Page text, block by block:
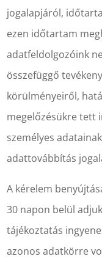
jogalapjáról,
ezen időtartam
adatfeldolgozóink
összefüggő
körülményeiről,
megelőzésükre tett
személyes
adattovábbítás
A kérelem
30 napon belül
tájékoztatás
azonos adatkörre